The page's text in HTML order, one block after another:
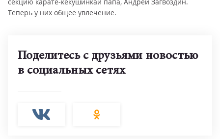
Теперь у них общее увлечение.
Поделитесь с друзьями новостью
в социальных сетях